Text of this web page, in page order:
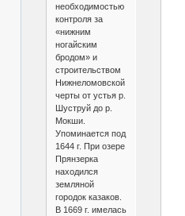
необходимостью
контроля за
«нижним
ногайским
бродом» и
строительством
Нижнеломовской
черты от устья р.
Шуструй до р.
Мокши.
Упоминается под
1644 г. При озере
Прянзерка
находился
земляной
городок казаков.
В 1669 г. имелась